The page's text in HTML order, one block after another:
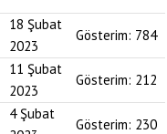
18 Şubat
2023
Gösterim: 784
11 Şubat
2023
Gösterim: 212
4 Şubat
Gösterim: 230